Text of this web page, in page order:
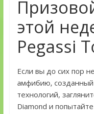
этой
Pegassi
Если вы до сих пор
амфибию, созданный
технологий,
Diamond и